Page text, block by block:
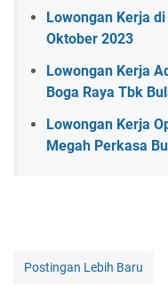
Lowongan Kerja
Oktober 2023
Lowongan Kerja
Boga Raya Tbk
Lowongan Kerja
Megah Perkasa
Postingan Lebih Baru